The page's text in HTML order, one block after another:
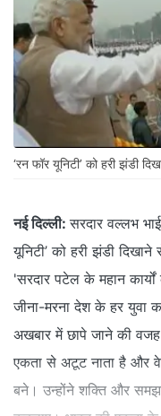
‘रन फॉर यूनिटी’ को हरी झंडी
नई दिल्ली: सरदार वल्लभ
यूनिटी’ को हरी झंडी
'सरदार पटेल के महान
जीना-मरना देश के हर युवा
अखबार में छापे जाने की
एकता से अटूट नाता है और
बने। उन्‍होंने शक्ति और